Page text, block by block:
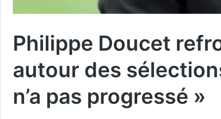
Philippe Doucet
autour des
n’a pas progressé »